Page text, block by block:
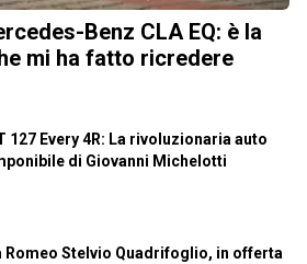
Benz CLA EQ: è la
mi ha fatto ricredere
127 Every 4R: La rivoluzionaria auto
di Giovanni Michelotti
Romeo Stelvio Quadrifoglio, in offerta